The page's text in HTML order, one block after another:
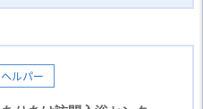
ルパー